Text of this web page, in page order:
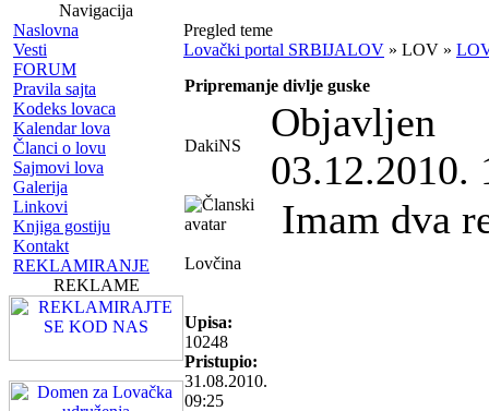
Navigacija
Naslovna
Vesti
FORUM
Pravila sajta
Kodeks lovaca
Kalendar lova
Članci o lovu
Sajmovi lova
Galerija
Linkovi
Knjiga gostiju
Kontakt
REKLAMIRANJE
REKLAME
Pregled teme
Lovački portal SRBIJALOV » LOV »
Pripremanje divlje guske
DakiNS
Objavljen
03.12.2010.
Lovčina
Upisa:
10248
Pristupio:
31.08.2010.
09:25
Imam dva